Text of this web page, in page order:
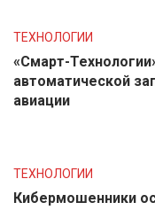
ТЕХНОЛОГИИ
«Смарт-
автоматической
авиации
ТЕХНОЛОГИИ
Кибермошенники